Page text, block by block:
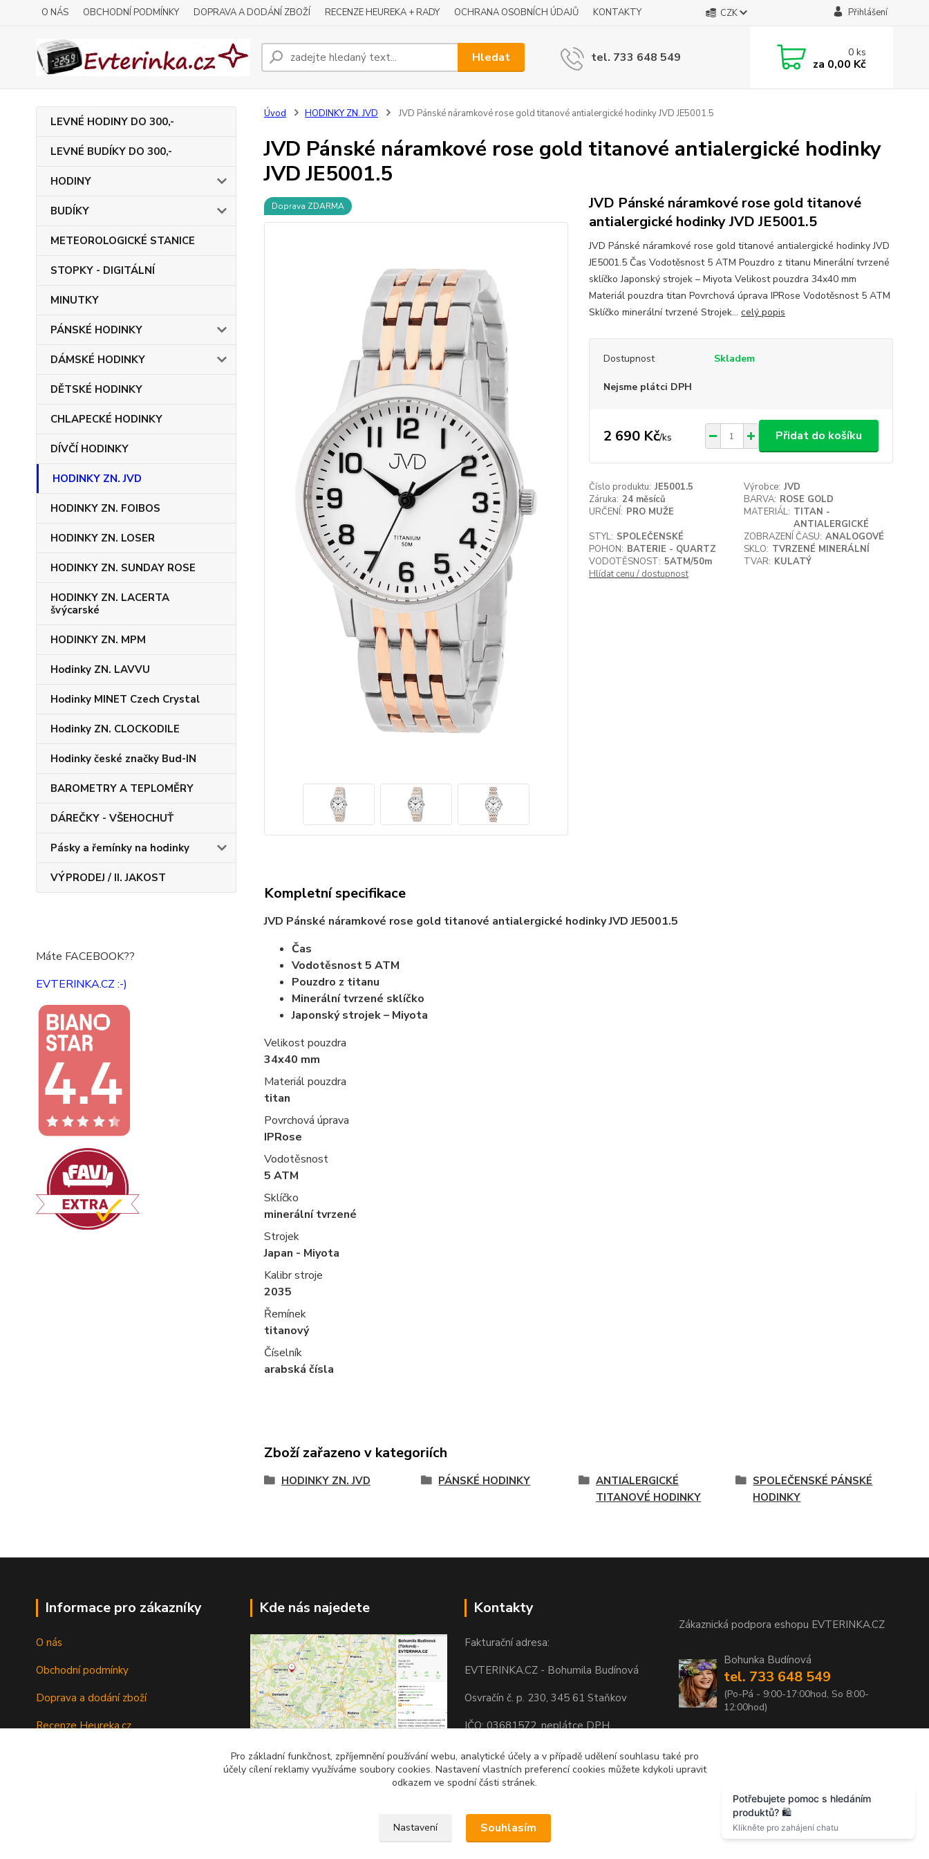
O NÁS OBCHODNÍ PODMÍNKY DOPRAVA A DODÁNÍ ZBOŽÍ RECENZE HEUREKA + RADY OCHRANA OSOBNÍCH ÚDAJŮ KONTAKTY CZK Přihlášení
Hledat tel. 733 648 549 0ks
za 0,00 Kč
LEVNÉ HODINY DO 300,-
LEVNÉ BUDÍKY DO 300,-
HODINY
BUDÍKY
METEOROLOGICKÉ STANICE
STOPKY - DIGITÁLNÍ
MINUTKY
PÁNSKÉ HODINKY
DÁMSKÉ HODINKY
DĚTSKÉ HODINKY
CHLAPECKÉ HODINKY
DÍVČÍ HODINKY
HODINKY ZN. JVD
HODINKY ZN. FOIBOS
HODINKY ZN. LOSER
HODINKY ZN. SUNDAY ROSE
HODINKY ZN. LACERTA
švýcarské
HODINKY ZN. MPM
Hodinky ZN. LAVVU
Hodinky MINET Czech Crystal
Hodinky ZN. CLOCKODILE
Hodinky české značky Bud-IN
BAROMETRY A TEPLOMĚRY
DÁREČKY - VŠEHOCHUŤ
Pásky a řemínky na hodinky
VÝPRODEJ / II. JAKOST
Máte FACEBOOK??
EVTERINKA.CZ :-)
Úvod HODINKY ZN. JVD JVD Pánské náramkové rose gold titanové antialergické hodinky JVD JE5001.5
JVD Pánské náramkové rose gold titanové antialergické hodinky
JVD JE5001.5
Doprava ZDARMA
JVD Pánské náramkové rose gold titanové
antialergické hodinky JVD JE5001.5
JVD Pánské náramkové rose gold titanové antialergické hodinky JVD
JE5001.5 Čas Vodotěsnost 5 ATM Pouzdro z titanu Minerální tvrzené
sklíčko Japonský strojek – Miyota Velikost pouzdra 34x40 mm
Materiál pouzdra titan Povrchová úprava IPRose Vodotěsnost 5 ATM
Sklíčko minerální tvrzené Strojek... celý popis
Dostupnost Skladem
Nejsme plátci DPH
2 690 Kč/ks Přidat do košíku
Číslo produktu: JE5001.5 Výrobce: JVD
Záruka: 24 měsíců BARVA: ROSE GOLD
URČENÍ: PRO MUŽE MATERIÁL: TITAN -
ANTIALERGICKÉ
STYL: SPOLEČENSKÉ ZOBRAZENÍ ČASU: ANALOGOVÉ
POHON: BATERIE - QUARTZ SKLO: TVRZENÉ MINERÁLNÍ
VODOTĚSNOST: 5ATM/50m TVAR: KULATÝ
Hlídat cenu / dostupnost
Kompletní specifikace
JVD Pánské náramkové rose gold titanové antialergické hodinky JVD JE5001.5
Čas
Vodotěsnost 5 ATM
Pouzdro z titanu
Minerální tvrzené sklíčko
Japonský strojek – Miyota
Velikost pouzdra
34x40 mm
Materiál pouzdra
titan
Povrchová úprava
IPRose
Vodotěsnost
5 ATM
Sklíčko
minerální tvrzené
Strojek
Japan - Miyota
Kalibr stroje
2035
Řemínek
titanový
Číselník
arabská čísla
Zboží zařazeno v kategoriích
HODINKY ZN. JVD PÁNSKÉ HODINKY
ANTIALERGICKÉ
TITANOVÉ HODINKY
SPOLEČENSKÉ PÁNSKÉ
HODINKY
Informace pro zákazníky
O nás
Obchodní podmínky
Doprava a dodání zboží
Recenze Heureka.cz
Kde nás najedete
Sídlo firmy:Osvračín 230, 345 61 Staňkov
Kontakty
Fakturační adresa:
EVTERINKA.CZ - Bohumila Budínová
Osvračín č. p. 230, 345 61 Staňkov
IČO: 03681572, neplátce DPH
Bankovní spojení: 2800720013/2010
Odesíláme přes:
Zákaznická podpora eshopu EVTERINKA.CZ
Bohunka Budínová
tel. 733 648 549
(Po-Pá - 9:00-17:00hod, So 8:00-
12:00hod)
Pro základní funkčnost, zpříjemnění používání webu, analytické účely a v případě udělení souhlasu také pro
účely cílení reklamy využíváme soubory cookies. Nastavení vlastních preferencí cookies můžete kdykoli upravit
odkazem ve spodní části stránek.
Nastavení Souhlasím